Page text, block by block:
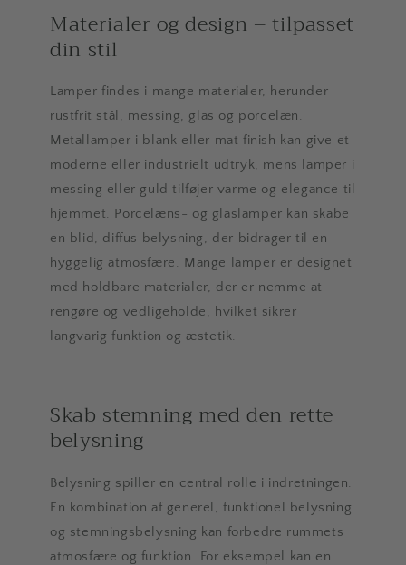
Materialer og design – tilpasset
din stil
Lamper findes i mange materialer, herunder
rustfrit stål, messing, glas og porcelæn.
Metallamper i blank eller mat finish kan give et
moderne eller industrielt udtryk, mens lamper i
messing eller guld tilføjer varme og elegance til
hjemmet. Porcelæns- og glaslamper kan skabe
en blid, diffus belysning, der bidrager til en
hyggelig atmosfære. Mange lamper er designet
med holdbare materialer, der er nemme at
rengøre og vedligeholde, hvilket sikrer
langvarig funktion og æstetik.
Skab stemning med den rette
belysning
Belysning spiller en central rolle i indretningen.
En kombination af generel, funktionel belysning
og stemningsbelysning kan forbedre rummets
atmosfære og funktion. For eksempel kan en